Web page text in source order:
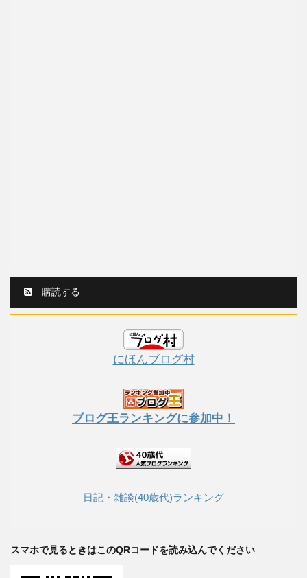
購読する
にほんブログ村
ブログ王ランキングに参加中！
日記・雑談(40歳代)ランキング
スマホで見るときはこのQRコードを読み込んでください